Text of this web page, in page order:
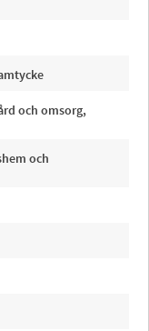
och omsorg,
och